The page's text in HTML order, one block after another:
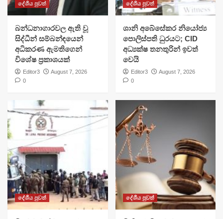
දේශීය පුවත්
බන්ධනාගාරවල ඇති වූ
සිද්ධීන් සම්බන්ඳයෙන්
අධිකරණ ඇමතිගෙන්
විශේෂ ප්‍රකාශයක්
Editor3
August 7, 2026
0
දේශීය පුවත්
ශානි අබේසේකර නියෝජ්‍ය
පොලිස්පති ධුරයට; CID
අධ්‍යක්ෂ තනතුරින් ඉවත්
වෙයි
Editor3
August 7, 2026
0
දේශීය පුවත් දේශීය පුවත්